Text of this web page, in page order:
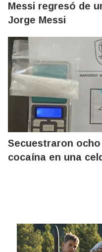
Messi regresó de
Jorge Messi
Secuestraron
cocaína en una